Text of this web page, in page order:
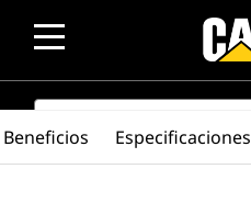
SEARCH
Beneficios Especificaciones